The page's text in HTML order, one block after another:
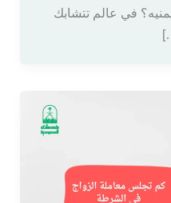
في عالم تتشابك